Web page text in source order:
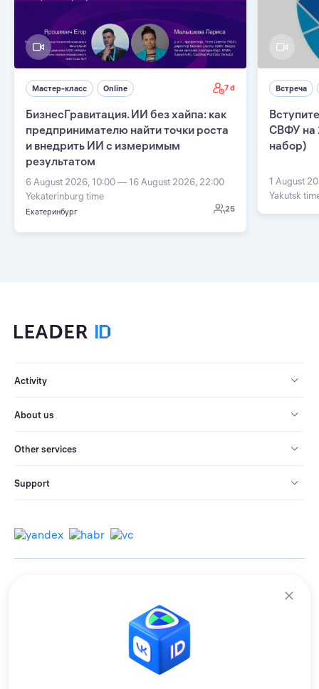
Мастер-класс Online 7 d
БизнесГравитация. ИИ без хайпа: как
предпринимателю найти точки роста
и внедрить ИИ с измеримым
результатом
6 August 2026, 10:00 — 16 August 2026, 22:00
Yekaterinburg time
Екатеринбург 25
Встреча
СВФУ на
набор)
1 August
Yakutsk
Activity
About us
Other services
Support
Personal data processing policy
We use cookies to improve services for you.
By remaining on the site, you consent to the collection and processing of